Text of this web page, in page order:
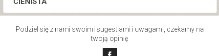
Cienista 01 (4861)
Poranna NŻ 01 (4881)
Podziel się z nami swoimi sugestiami i uwagami, czekamy na
twoją opinię